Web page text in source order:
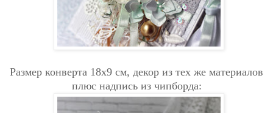
Размер конверта 18х9 см, декор из тех же материалов
плюс надпись из чипборда: